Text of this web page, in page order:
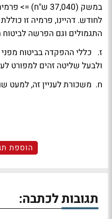
לחודש. דהיינו, פרמיה זו
התגמולים וגם הפרשה לביטוח
ז. כללי ההפקדה בביטוח
ולבעל שליטה זהים למפורט
ח. משכורת לעניין זה, למעט
הוספת
תגובות לכתבה: